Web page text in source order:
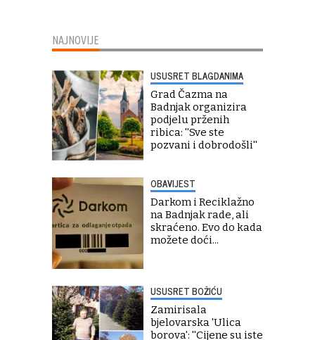
NAJNOVIJE
USUSRET BLAGDANIMA
Grad Čazma na
Badnjak organizira
podjelu prženih
ribica: ''Sve ste
pozvani i dobrodošli''
OBAVIJEST
Darkom i Reciklažno
na Badnjak rade, ali
skraćeno. Evo do kada
možete doći...
USUSRET BOŽIĆU
Zamirisala
bjelovarska 'Ulica
borova': ''Cijene su iste